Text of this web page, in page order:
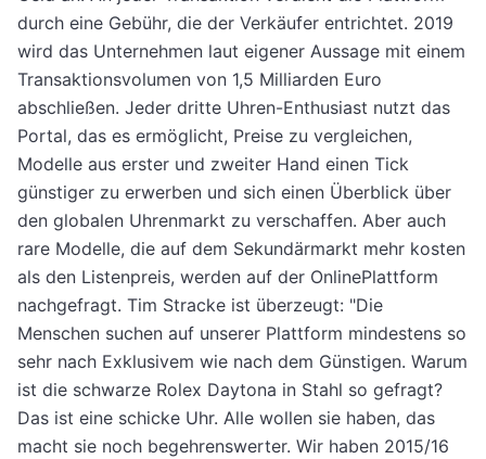
durch eine Gebühr, die der Verkäufer entrichtet. 2019
wird das Unternehmen laut eigener Aussage mit einem
Transaktionsvolumen von 1,5 Milliarden Euro
abschließen. Jeder dritte Uhren-Enthusiast nutzt das
Portal, das es ermöglicht, Preise zu vergleichen,
Modelle aus erster und zweiter Hand einen Tick
günstiger zu erwerben und sich einen Überblick über
den globalen Uhrenmarkt zu verschaffen. Aber auch
rare Modelle, die auf dem Sekundärmarkt mehr kosten
als den Listenpreis, werden auf der OnlinePlattform
nachgefragt. Tim Stracke ist überzeugt: "Die
Menschen suchen auf unserer Plattform mindestens so
sehr nach Exklusivem wie nach dem Günstigen. Warum
ist die schwarze Rolex Daytona in Stahl so gefragt?
Das ist eine schicke Uhr. Alle wollen sie haben, das
macht sie noch begehrenswerter. Wir haben 2015/16